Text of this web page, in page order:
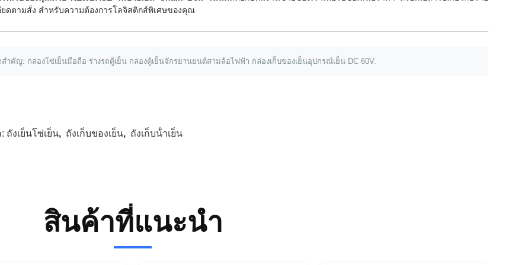
ยดตามสั่ง สําหรับความต้องการโลจิสติกส์พิเศษของคุณ
สําคัญ: กล่องโซ่เย็นมือถือ ร่างรถตู้เย็น กล่องตู้เย็นจักรยานยนต์สามล้อไฟฟ้า กล่องเก็บของเย็นอุปกรณ์เย็น DC 60V.
ถังเย็นโซ่เย็น, ถังเก็บของเย็น, ถังเก็บน้ําเย็น
สินค้าที่แนะนํา